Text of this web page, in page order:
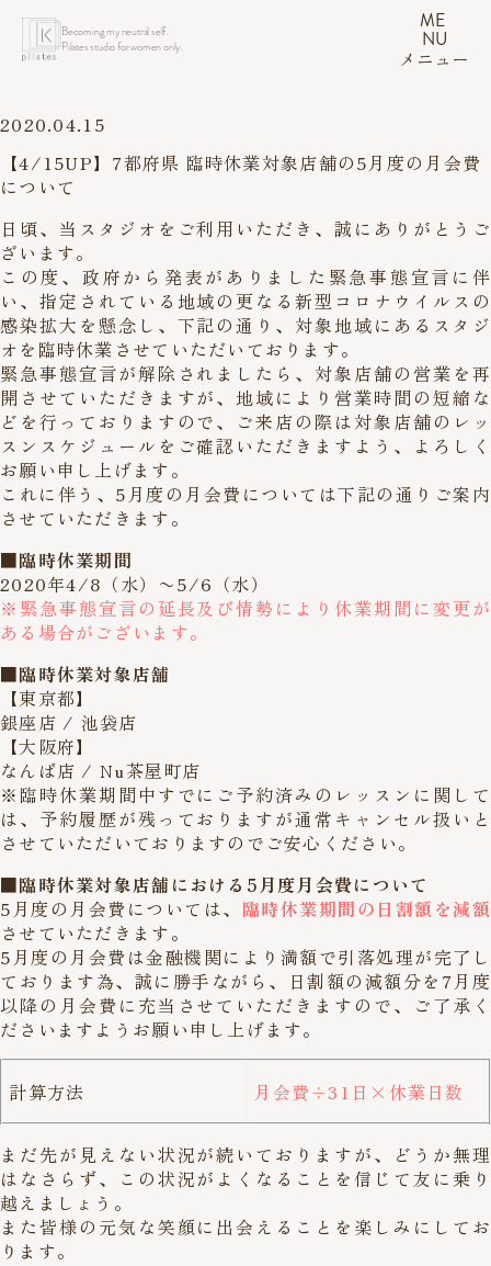
Becoming my neutral self.
Pilates studio for women only.
ME
NU
メニュー
2020.04.15
【4/15UP】7都府県 臨時休業対象店舗の5月度の月会費
について
日頃、当スタジオをご利用いただき、誠にありがとうご
ざいます。
この度、政府から発表がありました緊急事態宣言に伴
い、指定されている地域の更なる新型コロナウイルスの
感染拡大を懸念し、下記の通り、対象地域にあるスタジ
オを臨時休業させていただいております。
緊急事態宣言が解除されましたら、対象店舗の営業を再
開させていただきますが、地域により営業時間の短縮な
どを行っておりますので、ご来店の際は対象店舗のレッ
スンスケジュールをご確認いただきますよう、よろしく
お願い申し上げます。
これに伴う、5月度の月会費については下記の通りご案内
させていただきます。
■臨時休業期間
2020年4/8（水）〜5/6（水）
※緊急事態宣言の延長及び情勢により休業期間に変更が
ある場合がございます。
■臨時休業対象店舗
【東京都】
銀座店 / 池袋店
【大阪府】
なんば店 / Nu茶屋町店
※臨時休業期間中すでにご予約済みのレッスンに関して
は、予約履歴が残っておりますが通常キャンセル扱いと
させていただいておりますのでご安心ください。
■臨時休業対象店舗における5月度月会費について
5月度の月会費については、 臨時休業期間の日割額を減額
させていただきます。
5月度の月会費は金融機関により満額で引落処理が完了し
ております為、誠に勝手ながら、日割額の減額分を7月度
以降の月会費に充当させていただきますので、ご了承く
ださいますようお願い申し上げます。
計算方法 月会費÷31日×休業日数
まだ先が見えない状況が続いておりますが、どうか無理
はなさらず、この状況がよくなることを信じて友に乗り
越えましょう。
また皆様の元気な笑顔に出会えることを楽しみにしてお
ります。